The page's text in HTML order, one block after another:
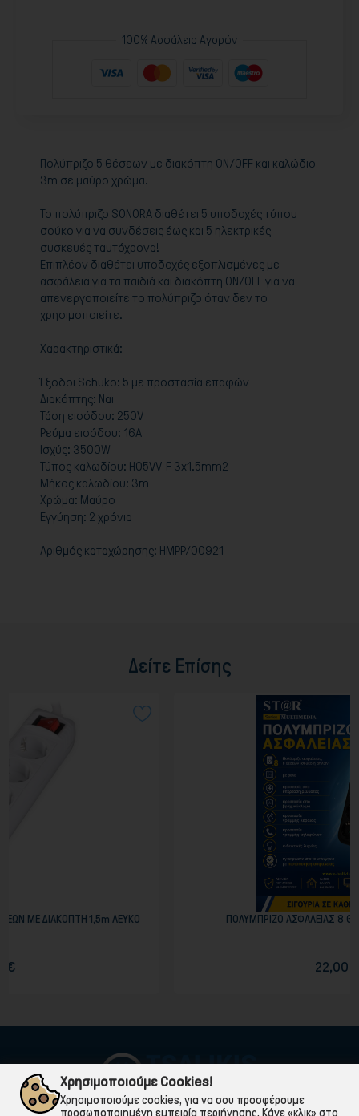
100% Ασφάλεια Αγορών
Πολύπριζο 5 θέσεων με διακόπτη ON/OFF και καλώδιο
3m σε μαύρο χρώμα.
Το πολύπριζο SONORA διαθέτει 5 υποδοχές τύπου
σούκο για να συνδέσεις έως και 5 ηλεκτρικές
συσκευές ταυτόχρονα!
Επιπλέον διαθέτει υποδοχές εξοπλισμένες με
ασφάλεια για τα παιδιά και διακόπτη ON/OFF για να
απενεργοποιείτε το πολύπριζο όταν δεν το
χρησιμοποιείτε.
Χαρακτηριστικά:
Έξοδοι Schuko: 5 με προστασία επαφών
Διακόπτης: Ναι
Τάση εισόδου: 250V
Ρεύμα εισόδου: 16A
Ισχύς: 3500W
Τύπος καλωδίου: H05VV-F 3x1.5mm2
Μήκος καλωδίου: 3m
Χρώμα: Μαύρο
Εγγύηση: 2 χρόνια
Αριθμός καταχώρησης: ΗΜΡΡ/00921
Δείτε Επίσης
ΛΕΥΚΟ ΠΟΛΥΜΠΡΙΖΟ ΑΣΦΑΛΕΙΑΣ 8 ΘΕΣΕΩΝ ΣΟΥΚΟ με ΡΕΛΕ
Χρησιμοποιούμε Cookies!
Χρησιμοποιούμε cookies, για να σου προσφέρουμε
προσωποποιημένη εμπειρία περιήγησης. Κάνε «κλικ» στο